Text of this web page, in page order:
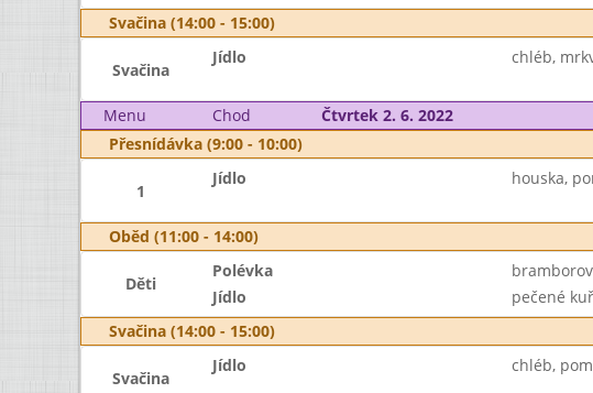
Svačina (14:00 - 15:00)
Svačina
Jídlo chléb,
Menu Chod Čtvrtek 2. 6. 2022
Přesnídávka (9:00 - 10:00)
1
Jídlo houska,
Oběd (11:00 - 14:00)
Děti
Polévka
Jídlo
pečené
Svačina (14:00 - 15:00)
Svačina
Jídlo chléb,